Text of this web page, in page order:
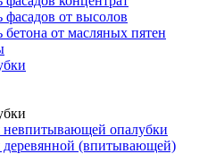
фасадов от высолов
бетона от масляных пятен
невпитывающей опалубки
деревянной (впитывающей)